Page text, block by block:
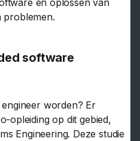
en oplossen van
problemen.
software
worden? Er
opleiding op dit gebied,
Engineering. Deze studie